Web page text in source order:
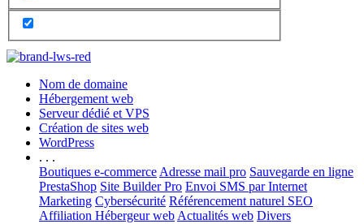
Nom de domaine
Hébergement web
Serveur dédié et VPS
Création de sites web
WordPress
. . .
Boutiques e-commerce Adresse mail pro Sauvegarde en ligne
PrestaShop Site Builder Pro Envoi SMS par Internet
Marketing Cybersécurité Référencement naturel SEO
Affiliation Hébergeur web Actualités web Divers